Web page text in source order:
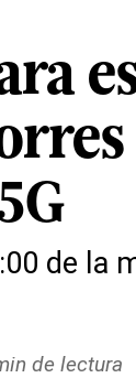
de la
de lectura